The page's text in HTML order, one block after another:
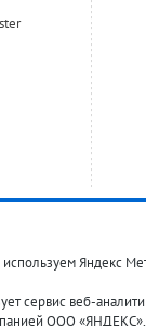
Яндекс
сервис веб-
ООО «ЯНДЕКС»,